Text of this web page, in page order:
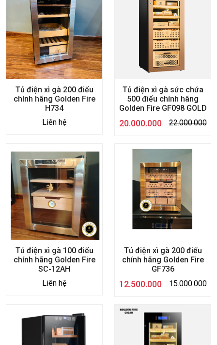
Tủ điện xì gà 200 điếu
chính hãng Golden Fire
H734
Liên hệ
Tủ điện xì gà sức chứa
500 điếu chính hãng
Golden Fire GF098 GOLD
20.000.000 22.000.000
Tủ điện xì gà 100 điếu
chính hãng Golden Fire
SC-12AH
Liên hệ
Tủ điện xì gà 200 điếu
chính hãng Golden Fire
GF736
12.500.000 15.000.000